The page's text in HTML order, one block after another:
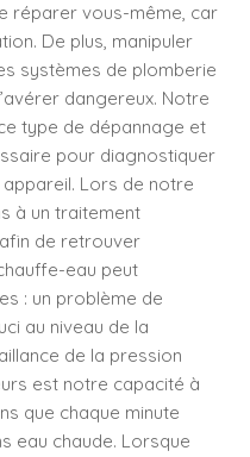
réparer vous-même, car
De plus, manipuler
systèmes de plomberie
dangereux. Notre
type de dépannage et
pour diagnostiquer
Lors de notre
à un traitement
de retrouver
eau peut
: un problème de
au niveau de la
de la pression
est notre capacité à
que chaque minute
eau chaude. Lorsque